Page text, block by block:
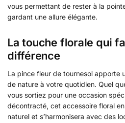
vous permettant de rester à la
gardant une allure élégante.
La touche florale qui
différence
La pince fleur de tournesol apporte
de nature à votre quotidien. Quel
vous sortiez pour une occasion
décontracté, cet accessoire floral
naturel et s’harmonisera avec des